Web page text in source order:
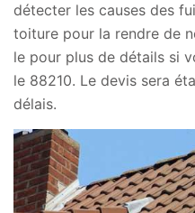
détecter les causes des
toiture pour la rendre de
le pour plus de détails si
le 88210. Le devis sera
délais.